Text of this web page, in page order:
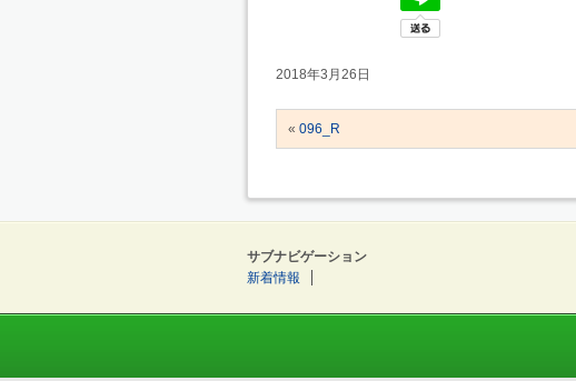
2018年3月26日
« 096_R
サブナビゲーション
新着情報